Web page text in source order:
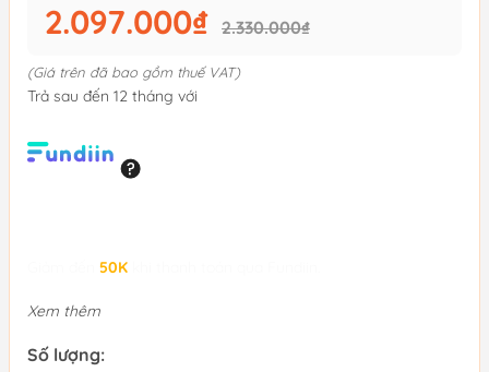
2.097.000₫ 2.330.000₫
(Giá trên đã bao gồm thuế VAT)
Trả sau đến 12 tháng với
50K
Xem thêm
Số lượng: